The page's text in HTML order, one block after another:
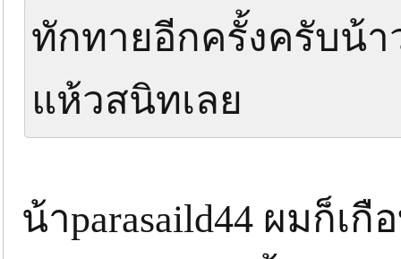
ทักทายอีกครั้งครับน้า
แห้วสนิทเลย
น้าparasaild44 ผมก็เ